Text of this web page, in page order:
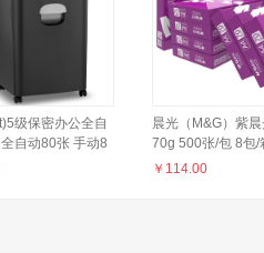
级保密办公全自
自动80张 手动8
钟 25L 可碎卡、
晨光（M&G）紫
70g 500张/包 8包/
张）APYVJG36
￥ 114.00